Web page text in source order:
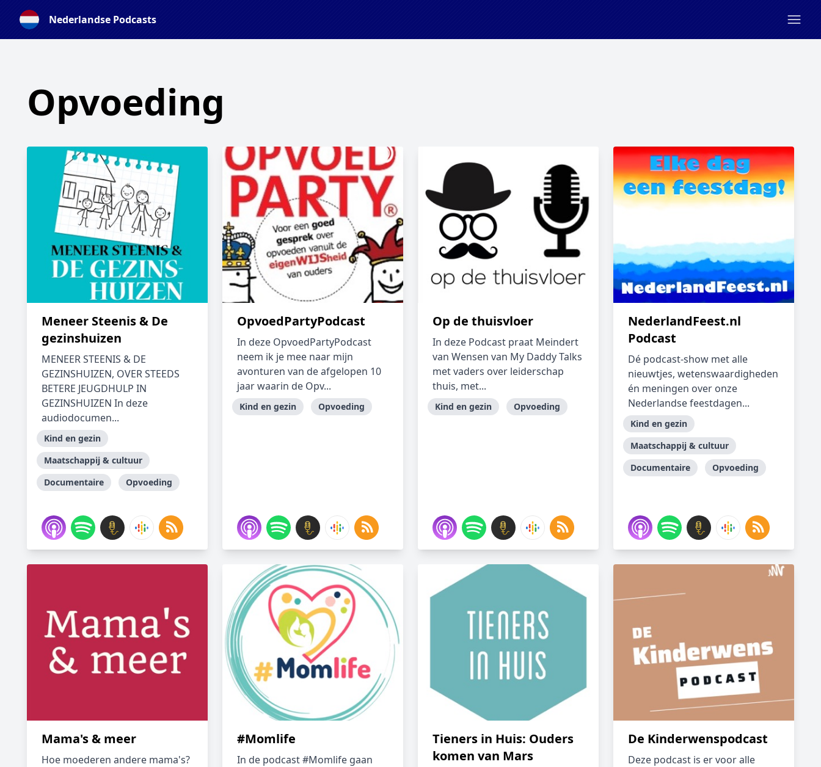
Nederlandse Podcasts
Opvoeding
Meneer Steenis & De
gezinshuizen
MENEER STEENIS & DE
GEZINSHUIZEN, OVER STEEDS
BETERE JEUGDHULP IN
GEZINSHUIZEN In deze
audiodocumen...
Kind en gezin
Maatschappij & cultuur
Documentaire
Opvoeding
OpvoedPartyPodcast
In deze OpvoedPartyPodcast
neem ik je mee naar mijn
avonturen van de afgelopen 10
jaar waarin de Opv...
Kind en gezin Opvoeding
Op de thuisvloer
In deze Podcast praat Meindert
van Wensen van My Daddy Talks
met vaders over leiderschap
thuis, met...
Kind en gezin Opvoeding
NederlandFeest.nl
Podcast
Dé podcast-show met alle
nieuwtjes, wetenswaardigheden
én meningen over onze
Nederlandse feestdagen...
Kind en gezin
Maatschappij & cultuur
Documentaire
Opvoeding
Mama's & meer
Hoe moederen andere mama's?
#Momlife
In de podcast #Momlife gaan
Tieners in Huis: Ouders
komen van Mars
De Kinderwenspodcast
Deze podcast is er voor alle